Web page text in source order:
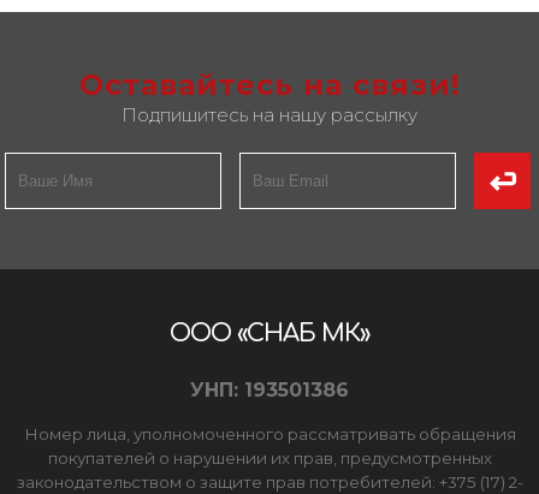
Оставайтесь на связи!
Подпишитесь на нашу рассылку
ООО «СНАБ МК»
УНП: 193501386
Номер лица, уполномоченного рассматривать обращения
покупателей о нарушении их прав, предусмотренных
законодательством о защите прав потребителей: +375 (17) 2-